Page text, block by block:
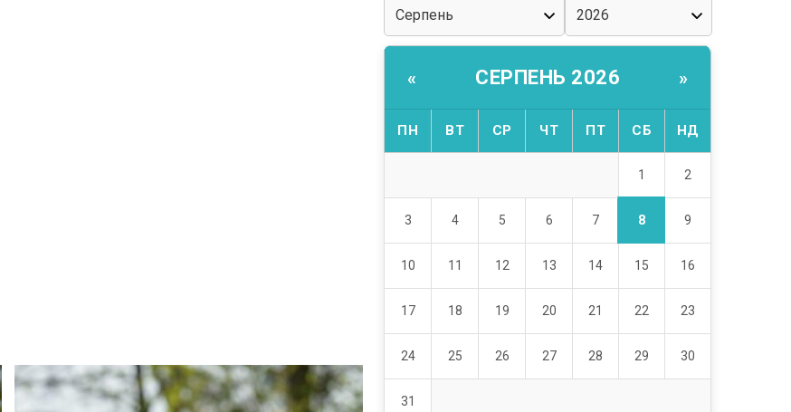
« СЕРПЕНЬ 2026 »
ПН ВТ СР ЧТ ПТ СБ НД
1 2
3 4 5 6 7 8 9
10 11 12 13 14 15 16
17 18 19 20 21 22 23
24 25 26 27 28 29 30
31